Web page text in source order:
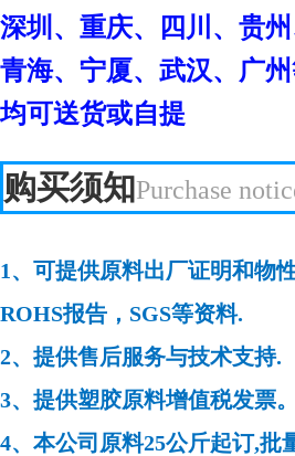
深圳、重庆、四川、贵州
青海、宁厦、武汉、广
均可送货或自提
购买须知Purchase
1、可提供原料出厂证明和物
ROHS报告，SGS等资料.
2、提供售后服务与技术支持.
3、提供塑胶原料增值税发票。
4、本公司原料25公斤起订,批